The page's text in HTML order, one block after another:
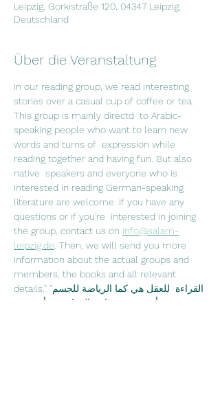
Leipzig, Gorkistraße 120, 04347 Leipzig,
Deutschland
Über die Veranstaltung
In our reading group, we read interesting
stories over a casual cup of coffee or tea.
This group is mainly directd  to Arabic-
speaking people who want to learn new
words and turns of  expression while
reading together and having fun. But also
native  speakers and everyone who is
interested in reading German-speaking
literature are welcome. If you have any
questions or if you're  interested in joining
the group, contact us on info@salam-
leipzig.de . Then, we will send you more
information about the actual groups and
members, the books and all relevant
details."القراءة  للعقل هي كما الرياضة للجسم"
جوزيف أديسون في نادي القراءة نقرأ سوية